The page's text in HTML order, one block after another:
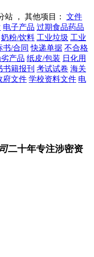
站 ， 其他项目： 文件
电子产品 过期食品药品
奶粉/饮料 工业垃圾 工业
书/合同 快递单据 不合格
产品 纸皮/包装 日化用
书籍报刊 考试试卷 海关
府文件 学校资料文件 电
二十年专注涉密资